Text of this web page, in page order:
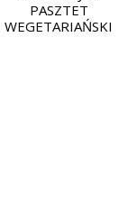
PASZTET
WEGETARIAŃSKI